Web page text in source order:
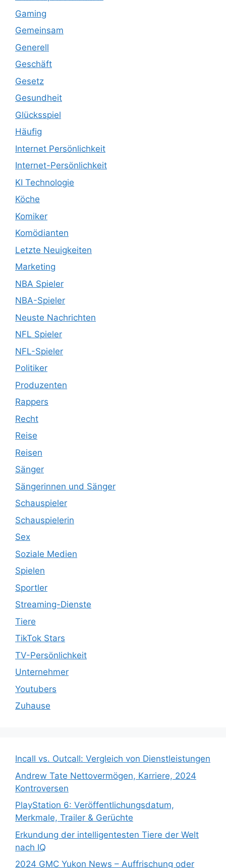
Gaming
Gemeinsam
Generell
Geschäft
Gesetz
Gesundheit
Glücksspiel
Häufig
Internet Persönlichkeit
Internet-Persönlichkeit
KI Technologie
Köche
Komiker
Komödianten
Letzte Neuigkeiten
Marketing
NBA Spieler
NBA-Spieler
Neuste Nachrichten
NFL Spieler
NFL-Spieler
Politiker
Produzenten
Rappers
Recht
Reise
Reisen
Sänger
Sängerinnen und Sänger
Schauspieler
Schauspielerin
Sex
Soziale Medien
Spielen
Sportler
Streaming-Dienste
Tiere
TikTok Stars
TV-Persönlichkeit
Unternehmer
Youtubers
Zuhause
Incall vs. Outcall: Vergleich von Dienstleistungen
Andrew Tate Nettovermögen, Karriere, 2024
Kontroversen
PlayStation 6: Veröffentlichungsdatum,
Merkmale, Trailer & Gerüchte
Erkundung der intelligentesten Tiere der Welt
nach IQ
2024 GMC Yukon News – Auffrischung oder